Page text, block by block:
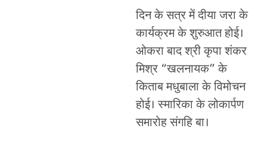
दिन के सत्र में दीया जरा के
कार्यक्रम के शुरुआत होई।
ओकरा बाद श्री कृपा शंकर
मिश्र “खलनायक” के
किताब मधुबाला के विमोचन
होई। स्मारिका के लोकार्पण
समारोह संगहि बा।